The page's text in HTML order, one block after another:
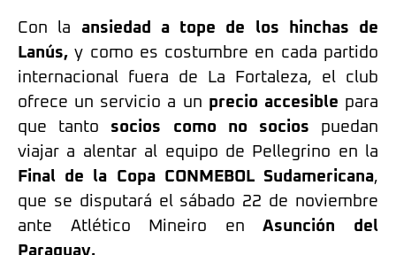
Con la ansiedad a tope de los hinchas de
Lanús, y como es costumbre en cada partido
internacional fuera de La Fortaleza, el club
ofrece un servicio a un precio accesible para
que tanto socios como no socios puedan
viajar a alentar al equipo de Pellegrino en la
Final de la Copa CONMEBOL Sudamericana,
que se disputará el sábado 22 de noviembre
ante Atlético Mineiro enAsunción del
Paraguay.